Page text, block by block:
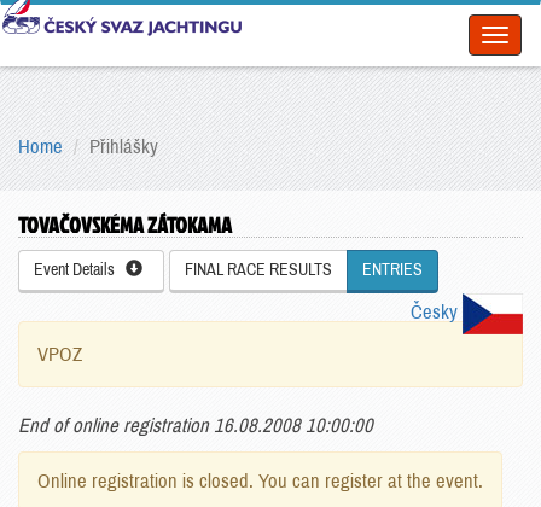
Home Přihlášky
TOVAČOVSKÉMA ZÁTOKAMA
Event Details FINAL RACE RESULTS ENTRIES
Česky
VPOZ
End of online registration 16.08.2008 10:00:00
Online registration is closed. You can register at the event.